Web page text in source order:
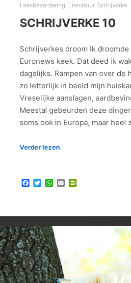
Leesbevordering Literatuur, Schrijverke
SCHRIJVERKE 10
Schrijverkes droom Ik droomde
Euronews keek. Dat deed ik
dagelijks. Rampen van over de
zo letterlijk in beeld mijn
Vreselijke aanslagen,
Meestal gebeurden deze
soms ook in Europa, maar
Verder lezen
Facebook
TwitterWhatsApp
Email